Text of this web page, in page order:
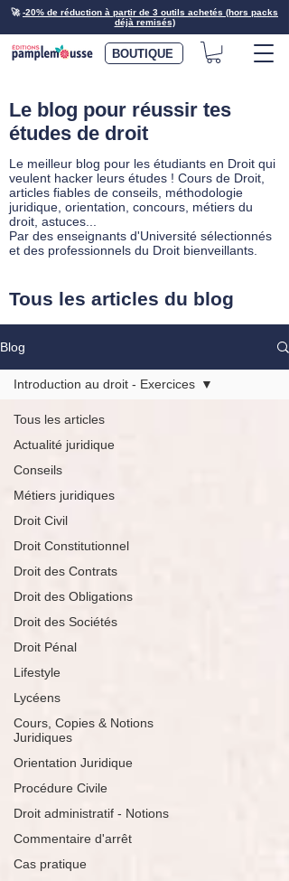
🚀-20% de réduction à partir de 3 outils achetés (hors packs
déjà remisés)
BOUTIQUE
Le blog pour réussir tes
études de droit
Le meilleur blog pour les étudiants en Droit qui
veulent hacker leurs études ! Cours de Droit,
articles fiables de conseils, méthodologie
juridique, orientation, concours, métiers du
droit, astuces...
Par des enseignants d'Université sélectionnés
et des professionnels du Droit bienveillants.
Tous les articles du blog
Blog
Tous les articles
Actualité juridique
Conseils
Métiers juridiques
Droit Civil
Droit Constitutionnel
Droit des Contrats
Droit des Obligations
Droit des Sociétés
Droit Pénal
Lifestyle
Lycéens
Cours, Copies & Notions
Juridiques
Orientation Juridique
Procédure Civile
Droit administratif - Notions
Commentaire d'arrêt
Cas pratique
Introduction au droit - Exercices